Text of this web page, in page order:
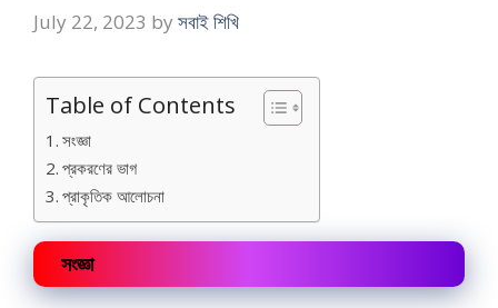
July 22, 2023 by সবাই শিখি
Table of Contents
সংজ্ঞা
প্রকরণের ভাগ
প্রাকৃতিক আলোচনা
সংজ্ঞা